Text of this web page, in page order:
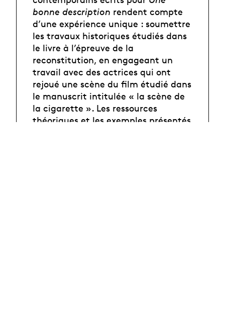
bonne description rendent compte
d’une expérience unique : soumettre
les travaux historiques étudiés dans
le livre à l’épreuve de la
reconstitution, en engageant un
travail avec des actrices qui ont
rejoué une scène du film étudié dans
le manuscrit intitulée « la scène de
la cigarette ». Les ressources
théoriques et les exemples présentés